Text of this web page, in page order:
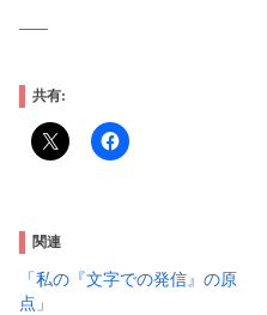
—–
共有:
関連
「私の『文字での発信』の原
点」